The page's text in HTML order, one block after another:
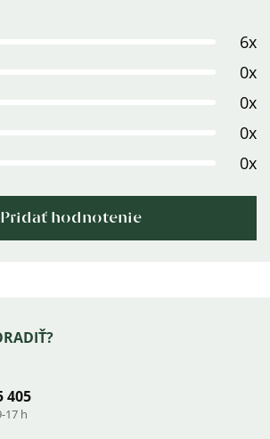
6x
0x
0x
0x
0x
Pridať hodnotenie
405
17 h